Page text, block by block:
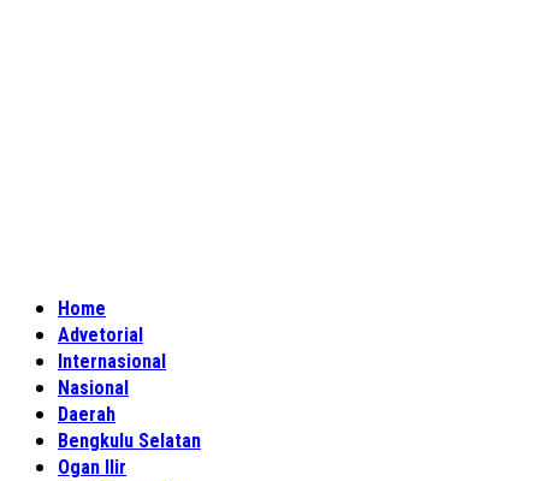
Home
Advetorial
Internasional
Nasional
Daerah
Bengkulu Selatan
Ogan Ilir